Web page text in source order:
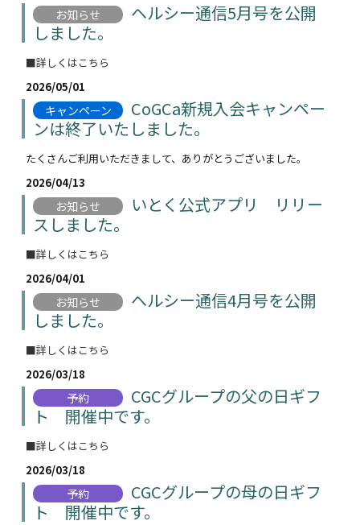
お知らせ
ヘルシー通信5月号を公開
しました。
■詳しくはこちら
2026/05/01
キャンペーン
CoGCa新規入会キャンペー
ンは終了いたしました。
たくさんご利用いただきまして、ありがとうございました。
2026/04/13
お知らせ
いとく公式アプリ リリー
スしました。
■詳しくはこちら
2026/04/01
お知らせ
ヘルシー通信4月号を公開
しました。
■詳しくはこちら
2026/03/18
予約
CGCグループの父の日ギフ
ト 開催中です。
■詳しくはこちら
2026/03/18
予約
CGCグループの母の日ギフ
ト 開催中です。